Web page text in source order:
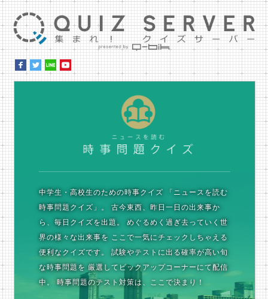
中学生・高校生のための時事クイズ 「ニュースを読む
時事問題クイズ」。
古今東西、昨日一日の出来事か
ら、毎日クイズを出題。
めぐるめく過ぎ去っていく世
界の様々な出来事を ここで一気にチェックしちゃえる
便利なクイズです。
試験やテストに出る確率が高い旬
な時事問題を 厳選してピックアップコーナーにて配信
中。
時事問題のテスト対策は、ここで決まり！